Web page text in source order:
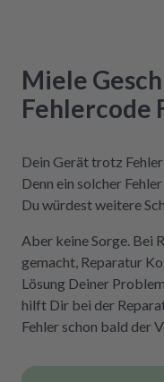
Miele
Fehlercode
Dein Gerät trotz
Denn ein solcher
Du würdest weitere
Aber keine Sorge. Bei
gemacht, Reparatur
Lösung Deiner
hilft Dir bei der
Fehler schon bald der